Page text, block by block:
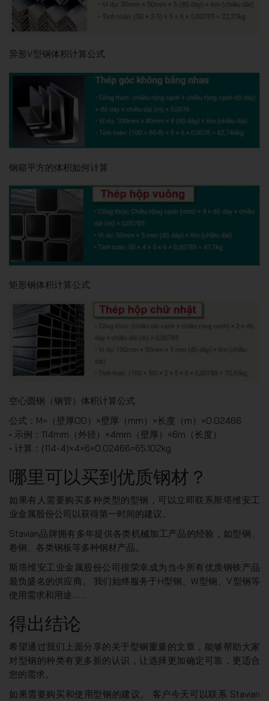
异形V型钢体积计算公式
钢箱平方的体积如何计算
矩形钢体积计算公式
空心圆钢（钢管）体积计算公式
公式：M=（壁厚OD）×壁厚（mm）×长度（m）×0.02466
• 示例：114mm（外径）×4mm（壁厚）×6m（长度）
• 计算：(114-4)×4×6×0.02466=65.102kg
哪里可以买到优质钢材？
如果有人需要购买多种类型的型钢，可以立即联系斯塔维安工
业金属股份公司以获得第一时间的建议。
Stavian品牌拥有多年提供各类机械加工产品的经验，如型钢、
卷钢、各类钢板等多种钢材产品。
斯塔维安工业金属股份公司很荣幸成为当今所有优质钢铁产品
最负盛名的供应商。 我们始终服务于H型钢、W型钢、V型钢等
使用需求和用途……
得出结论
希望通过我们上面分享的关于型钢重量的文章，能够帮助大家
对型钢的种类有更多新的认识，让选择更加确定可靠，更适合
您的需求。
如果需要购买和使用型钢的建议。 客户今天可以联系 Stavian